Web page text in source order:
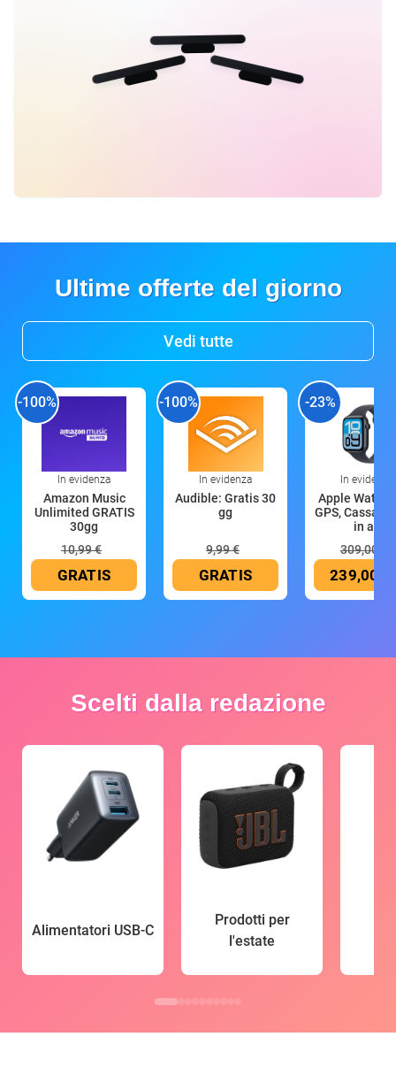
Ultime offerte del giorno
Vedi tutte
-100%
In evidenza
Amazon Music
Unlimited GRATIS
30gg
10,99 €
GRATIS
-100%
In evidenza
Audible: Gratis 30
gg
9,99 €
GRATIS
-23%
In evidenza
Apple Watch
GPS, Cassa
in all
309,00 €
239,00 €
Scelti dalla redazione
Alimentatori USB-C
Prodotti per
l'estate